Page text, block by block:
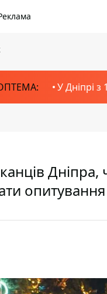
У Дніпрі
опитування